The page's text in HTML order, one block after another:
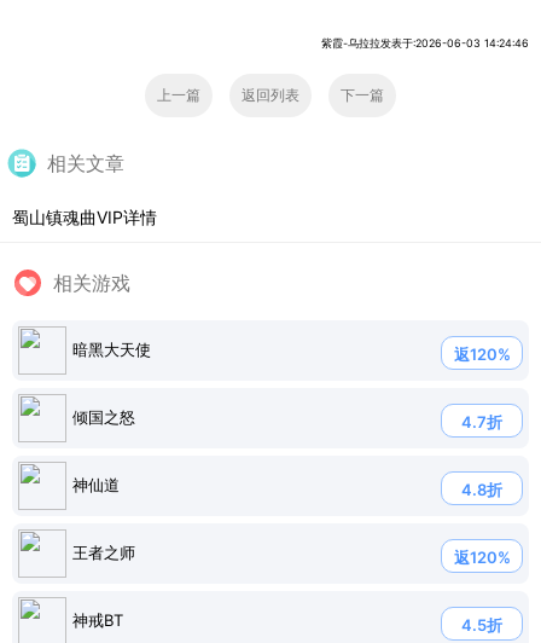
紫霞-乌拉拉发表于:2026-06-03 14:24:46
上一篇 返回列表 下一篇
相关文章
蜀山镇魂曲VIP详情
相关游戏
暗黑大天使 返120%
倾国之怒 4.7折
神仙道 4.8折
王者之师 返120%
神戒BT 4.5折